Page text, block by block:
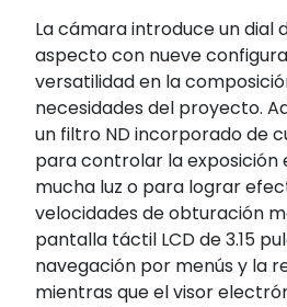
La cámara introduce un dial
aspecto con nueve
versatilidad en la
necesidades del proyecto.
un filtro ND incorporado de
para controlar la exposición
mucha luz o para lograr
velocidades de obturación
pantalla táctil LCD de 3.15
navegación por menús y la
mientras que el visor